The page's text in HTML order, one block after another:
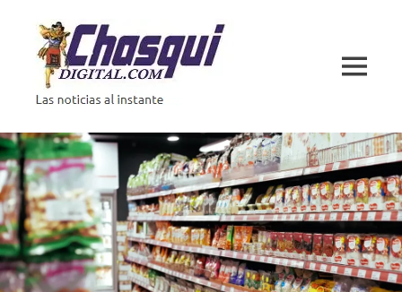
contenido
noticias
al
instante
MENÚ